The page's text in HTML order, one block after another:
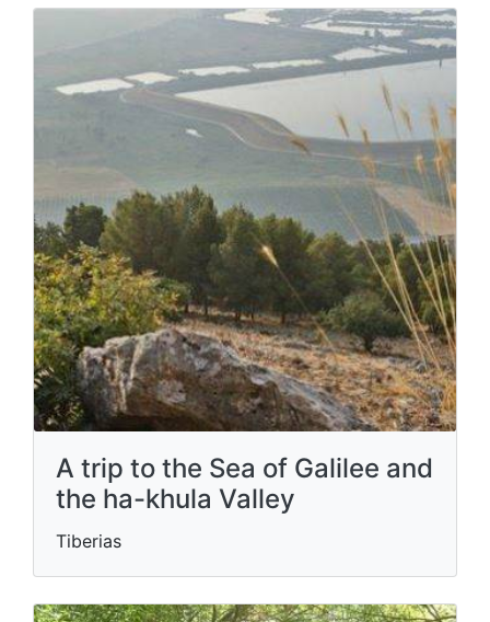
A trip to the Sea of ​​Galilee and
the ha-khula Valley
Tiberias